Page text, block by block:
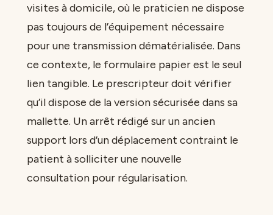
visites à domicile, où le praticien ne dispose
pas toujours de l’équipement nécessaire
pour une transmission dématérialisée. Dans
ce contexte, le formulaire papier est le seul
lien tangible. Le prescripteur doit vérifier
qu’il dispose de la version sécurisée dans sa
mallette. Un arrêt rédigé sur un ancien
support lors d’un déplacement contraint le
patient à solliciter une nouvelle
consultation pour régularisation.